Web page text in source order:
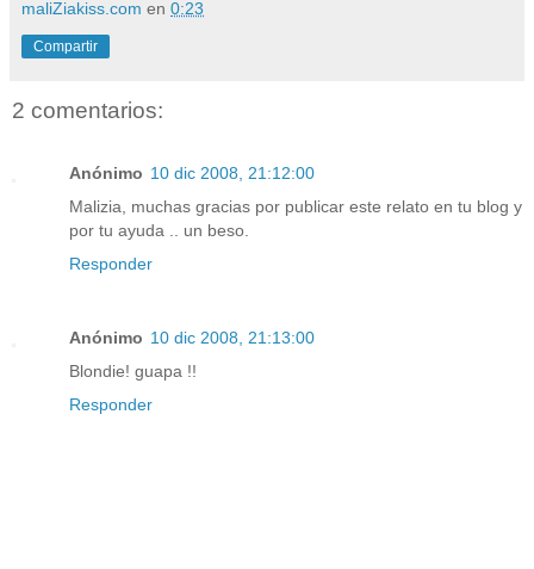
maliZiakiss.com en 0:23
Compartir
2 comentarios:
Anónimo 10 dic 2008, 21:12:00
Malizia, muchas gracias por publicar este relato en tu blog y
por tu ayuda .. un beso.
Responder
Anónimo 10 dic 2008, 21:13:00
Blondie! guapa !!
Responder